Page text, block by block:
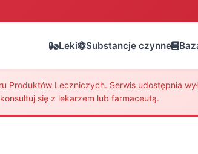
Leki Substancje czynne
Produktów Leczniczych. Serwis udostępnia
się z lekarzem lub farmaceutą.